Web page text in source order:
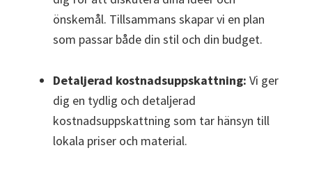
önskemål. Tillsammans skapar vi en plan
som passar både din stil och din budget.
Detaljerad kostnadsuppskattning: Vi ger
dig en tydlig och detaljerad
kostnadsuppskattning som tar hänsyn till
lokala priser och material.